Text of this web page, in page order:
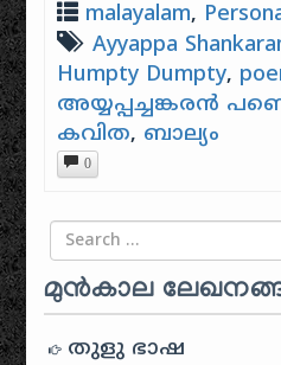
malayalam,
Ayyappa
Humpty Dumpty,
അയ്യപ്പച്ചങ്കരൻ
കവിത, ബാല്യം
0
Search for
മുൻകാല
തുളു ഭാഷ